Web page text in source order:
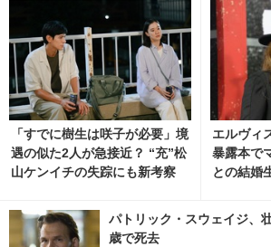
「すでに樹生は咲子が必要」境
遇の似た2人が急接近？ “充”松
山ケンイチの失踪にも新考察
エルヴィ
暴露本で
との結婚
パトリック・スウェイジ、
歳で死去